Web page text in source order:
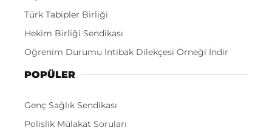
Türk Tabipler Birliği
Hekim Birliği Sendikası
Öğrenim Durumu İntibak Dilekçesi Örneği İndir
POPÜLER
Genç Sağlık Sendikası
Polislik Mülakat Soruları